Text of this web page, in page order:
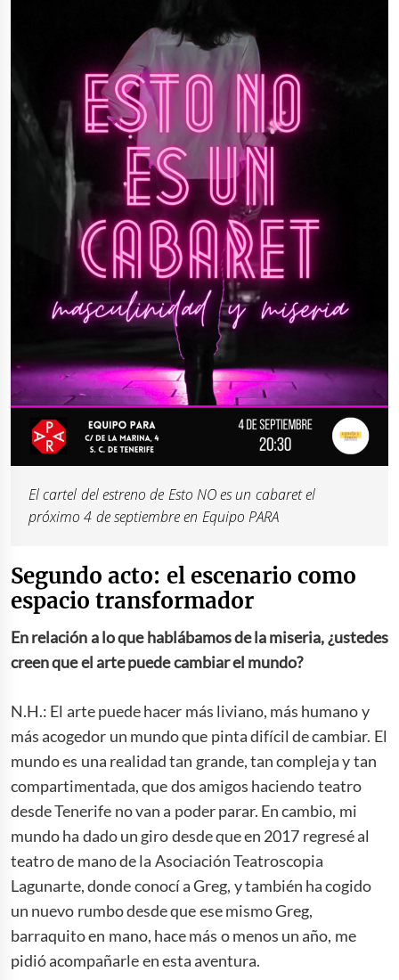
El cartel del estreno de Esto NO es un cabaretel
próximo 4 de septiembre en Equipo PARA
Segundo acto: el escenario como
espacio transformador
En relación a lo que hablábamos de la miseria, ¿ustedes
creen que el arte puede cambiar el mundo?
N.H.: El arte puede hacer más liviano, más humano y
más acogedor un mundo que pinta difícil de cambiar. El
mundo es una realidad tan grande, tan compleja y tan
compartimentada, que dos amigos haciendo teatro
desde Tenerife no van a poder parar. En cambio, mi
mundo ha dado un giro desde que en 2017 regresé al
teatro de mano de la Asociación Teatroscopia
Lagunarte, donde conocí a Greg, y también ha cogido
un nuevo rumbo desde que ese mismo Greg,
barraquito en mano, hace más o menos un año, me
pidió acompañarle en esta aventura.